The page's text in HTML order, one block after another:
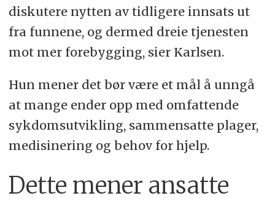
diskutere nytten av tidligere innsats ut
fra funnene, og dermed dreie tjenesten
mot mer forebygging, sier Karlsen.
Hun mener det bør være et mål å unngå
at mange ender opp med omfattende
sykdomsutvikling, sammensatte plager,
medisinering og behov for hjelp.
Dette mener ansatte